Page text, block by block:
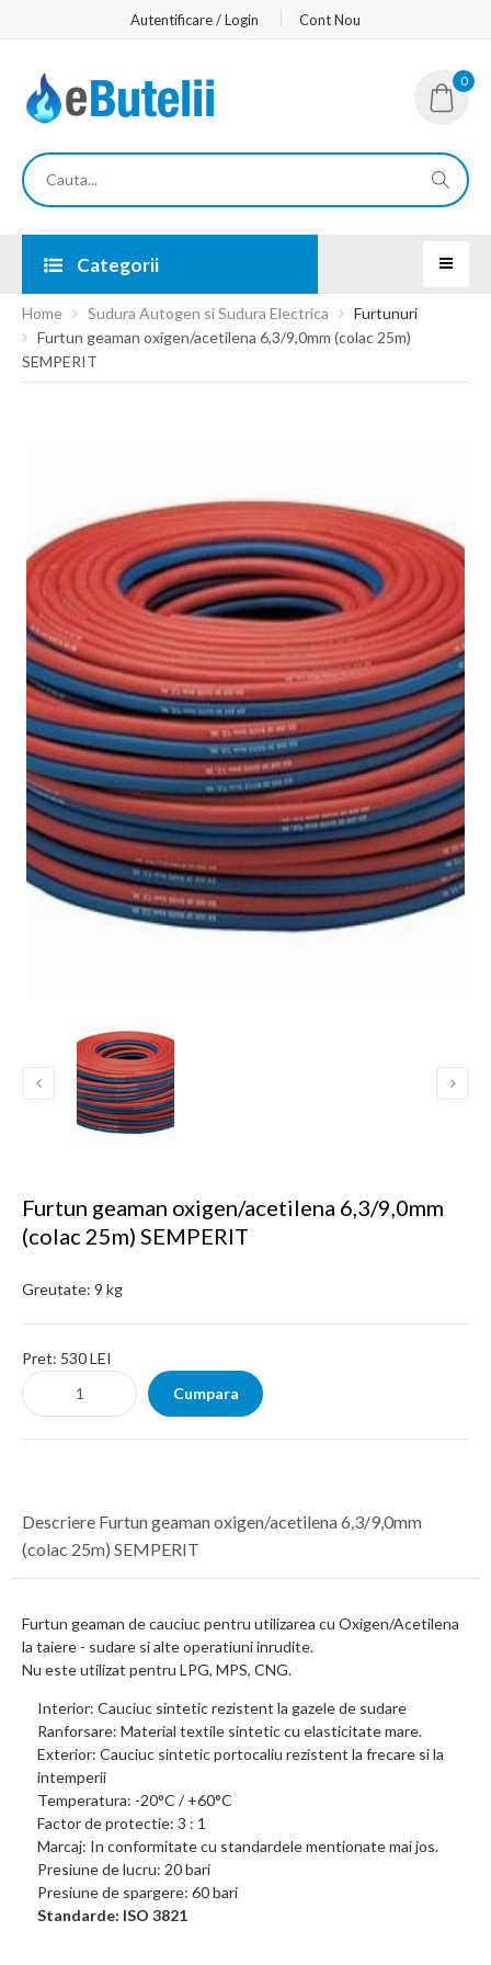
Autentificare / Login Cont Nou
0
Categorii
Home Sudura Autogen si Sudura Electrica
Furtunuri
Furtun geaman oxigen/acetilena 6,3/9,0mm (colac 25m)
SEMPERIT
Furtun geaman oxigen/acetilena 6,3/9,0mm
(colac 25m) SEMPERIT
Greutate: 9 kg
Pret: 530 LEI
Descriere Furtun geaman oxigen/acetilena 6,3/9,0mm
(colac 25m) SEMPERIT
Furtun geaman de cauciuc pentru utilizarea cu Oxigen/Acetilena
la taiere - sudare si alte operatiuni inrudite.
Nu este utilizat pentru LPG, MPS, CNG.
Interior: Cauciuc sintetic rezistent la gazele de sudare
Ranforsare: Material textile sintetic cu elasticitate mare.
Exterior: Cauciuc sintetic portocaliu rezistent la frecare si la
intemperii
Temperatura: -20°C / +60°C
Factor de protectie: 3 : 1
Marcaj: In conformitate cu standardele mentionate mai jos.
Presiune de lucru: 20 bari
Presiune de spargere: 60 bari
Standarde: ISO 3821